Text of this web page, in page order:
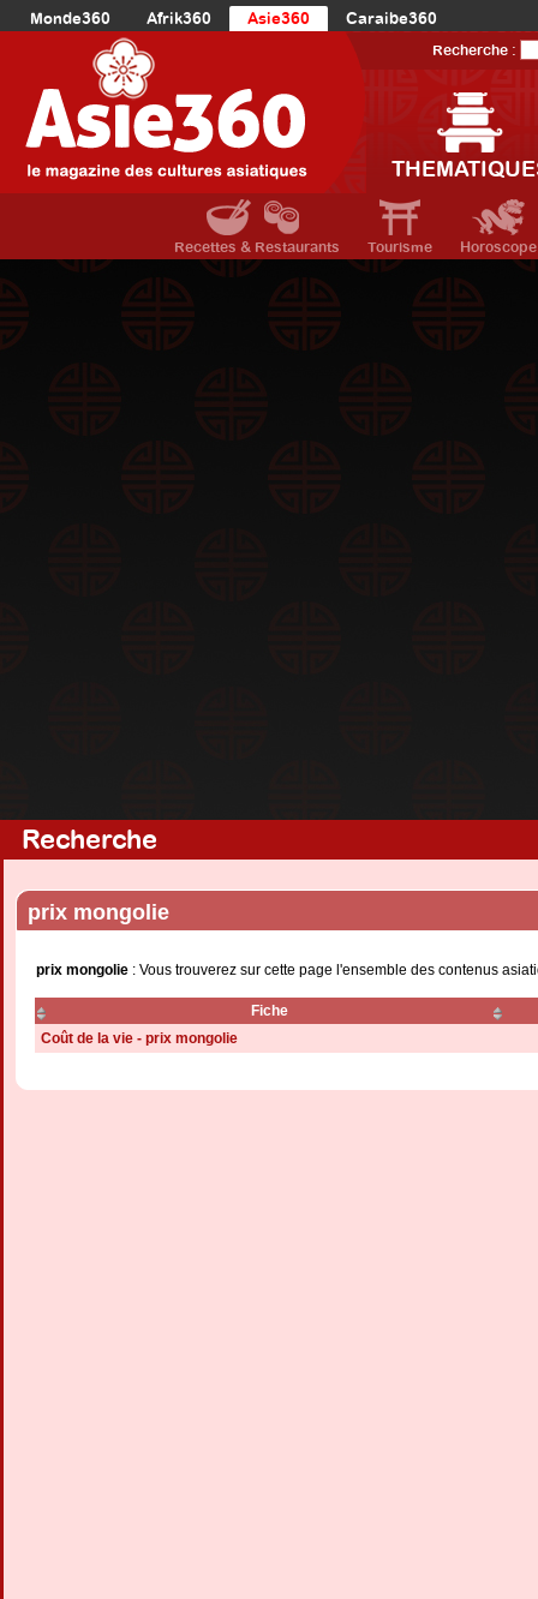
Monde360 Afrik360 Asie360
Caraibe360
Europe360
AmériqueDuNord360
Océanie360
Recherche :
Recettes & Restaurants Tourisme Horoscope
Recherche
prix mongolie
prix mongolie : Vous trouverez sur cette page l'ensemble des contenus
Fiche
Coût de la vie - prix mongolie